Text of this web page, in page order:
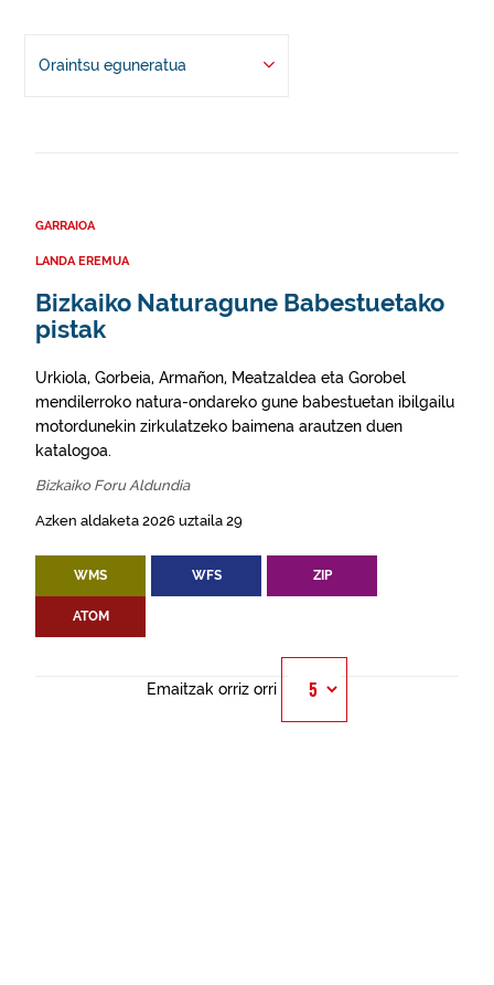
Oraintsu eguneratua
GARRAIOA
LANDA EREMUA
Bizkaiko Naturagune Babestuetako
pistak
Urkiola, Gorbeia, Armañon, Meatzaldea eta Gorobel
mendilerroko natura-ondareko gune babestuetan ibilgailu
motordunekin zirkulatzeko baimena arautzen duen
katalogoa.
Bizkaiko Foru Aldundia
Azken aldaketa 2026 uztaila 29
WMS WFS ZIP
ATOM
Emaitzak orriz orri